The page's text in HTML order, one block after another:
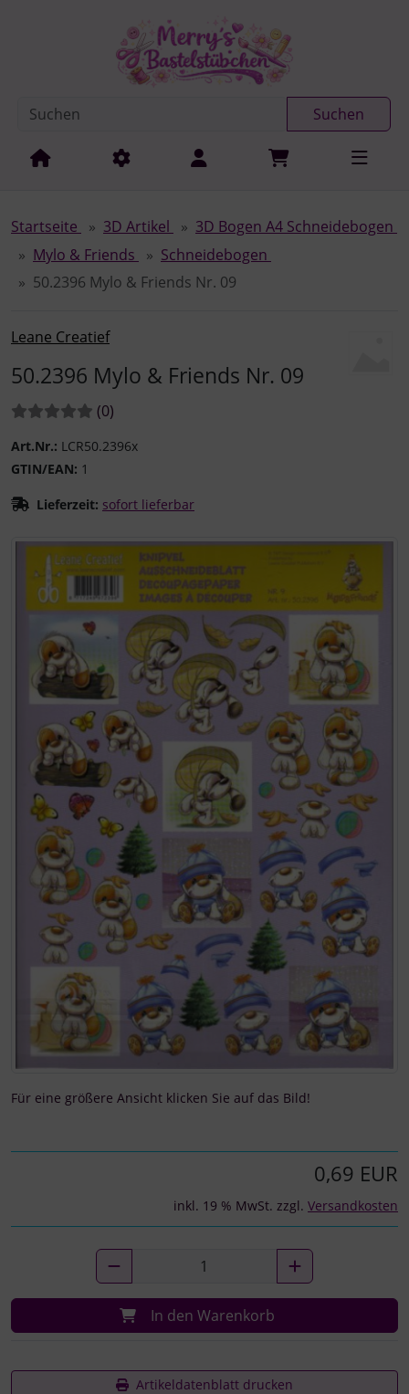
Springe zur Navigation
Suchen
Startseite 3D Artikel
3D Bogen A4 Schneidebogen
Mylo & Friends
Schneidebogen
50.2396 Mylo & Friends Nr. 09
Leane Creatief
50.2396 Mylo & Friends Nr. 09
Bewertungen:
(0Bewertungen
)
Art.Nr.: LCR50.2396x
GTIN/EAN: 1
Lieferzeit: sofort lieferbar
Wenn mehr als ein Produktbild existiert, können Sie die
Für eine größere Ansicht klicken Sie auf das Bild!
0,69 EUR
inkl. 19 % MwSt. zzgl. Versandkosten
In den Warenkorb
Artikeldatenblatt drucken